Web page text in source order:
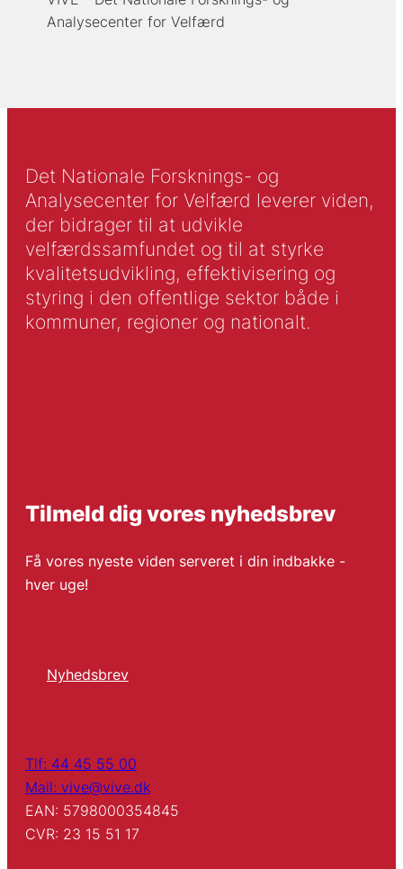
Analysecenter for Velfærd
Det Nationale Forsknings- og
Analysecenter for Velfærd leverer viden,
der bidrager til at udvikle
velfærdssamfundet og til at styrke
kvalitetsudvikling, effektivisering og
styring i den offentlige sektor både i
kommuner, regioner og nationalt.
Tilmeld dig vores nyhedsbrev
Få vores nyeste viden serveret i din indbakke -
hver uge!
Nyhedsbrev
Tlf: 44 45 55 00
Mail: vive@vive.dk
EAN: 5798000354845
CVR: 23 15 51 17